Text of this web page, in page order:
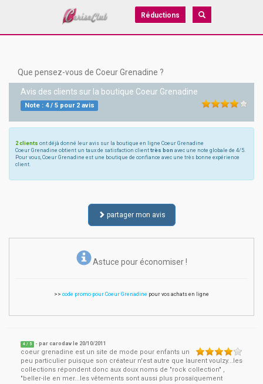
Réductions
Que pensez-vous de Coeur Grenadine ?
Avis des clients sur la boutique Coeur Grenadine
Note : 4/ 5pour 2avis
2 clients ont déjà donné leur avis sur la boutique en ligne Coeur Grenadine
Coeur Grenadine obtient un taux de satisfaction client très bon avec une note globale de 4/5.
Pour vous, Coeur Grenadine est une boutique de confiance avec une très bonne expérience
client.
partager mon avis
Astuce pour économiser !
>> code promo pour Coeur Grenadine pour vos achats en ligne
4 / 5 - parcarodav le 20/10/2011
coeur grenadine est un site de mode pour enfants un
peu particulier puisque son créateur n'est autre que laurent voulzy...les
collections répondent donc aux doux noms de "rock collection" ,
"beller-ile en mer...les vêtements sont aussi plus prosaïquement